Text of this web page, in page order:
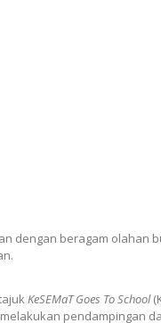
dengan beragam olahan
KeSEMaT Goes To School
pendampingan